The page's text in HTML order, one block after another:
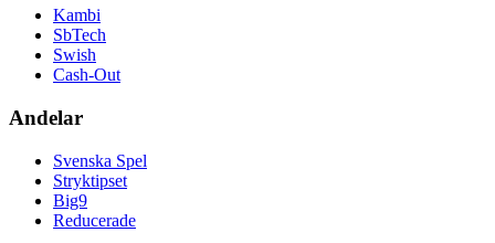
Kambi
SbTech
Swish
Cash-Out
Andelar
Svenska Spel
Stryktipset
Big9
Reducerade